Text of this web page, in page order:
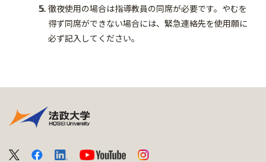
徹夜使用の場合は指導教員の同席が必要です。やむを
得ず同席ができない場合には、緊急連絡先を使用願に
必ず記入してください。